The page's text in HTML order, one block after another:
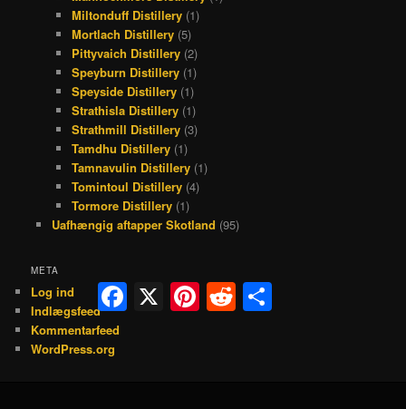
Miltonduff Distillery (1)
Mortlach Distillery (5)
Pittyvaich Distillery (2)
Speyburn Distillery (1)
Speyside Distillery (1)
Strathisla Distillery (1)
Strathmill Distillery (3)
Tamdhu Distillery (1)
Tamnavulin Distillery (1)
Tomintoul Distillery (4)
Tormore Distillery (1)
Uafhængig aftapper Skotland (95)
META
Log ind
Indlægsfeed
Kommentarfeed
WordPress.org
Facebook
X PinterestReddit